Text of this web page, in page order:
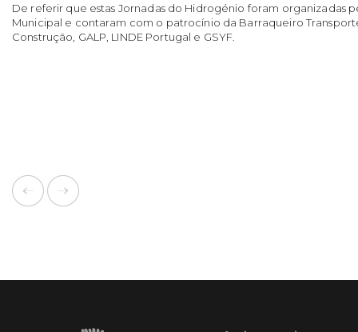
De referir que estas Jornadas do Hidrogénio foram organizadas
Municipal e contaram com o patrocínio da Barraqueiro
Construção, GALP, LINDE Portugal e GSYF.